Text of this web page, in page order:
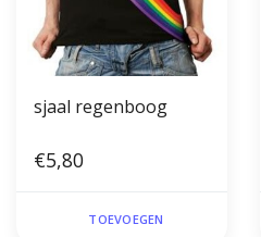
sjaal regenboog
€5,80
TOEVOEGEN